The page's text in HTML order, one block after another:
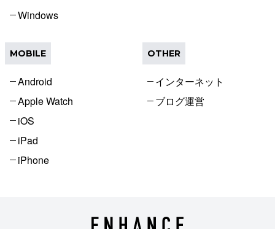
Windows
MOBILE
Android
Apple Watch
iOS
iPad
iPhone
OTHER
インターネット
ブログ運営